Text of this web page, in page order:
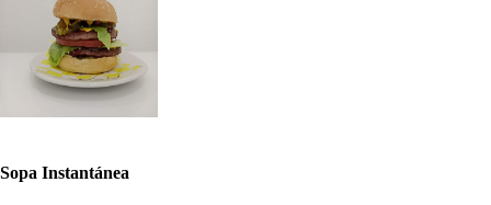
Sopa Instantánea